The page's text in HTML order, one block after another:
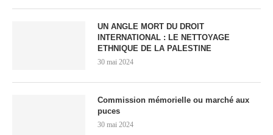
UN ANGLE MORT DU DROIT
INTERNATIONAL : LE NETTOYAGE
ETHNIQUE DE LA PALESTINE
30 mai 2024
Commission mémorielle ou marché aux
puces
30 mai 2024